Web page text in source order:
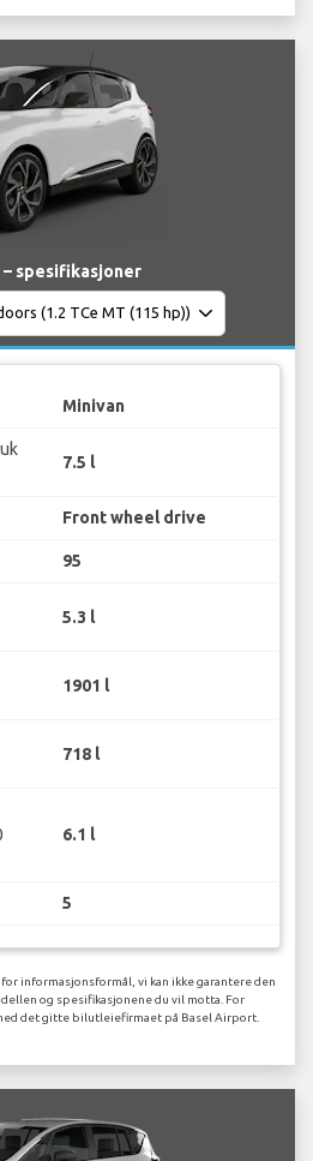
spesifikasjoner
Minivan
7.5 l
Front wheel drive
95
5.3 l
1901 l
718 l
6.1 l
5
informasjonsformål, vi kan ikke garantere den
og spesifikasjonene du vil motta. For
det gitte bilutleiefirmaet på Basel Airport.